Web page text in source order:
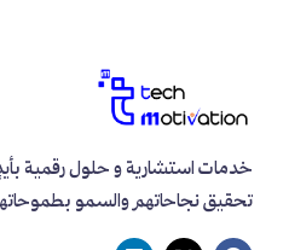
خدمات استشارية و حلول رقمية
تحقيق نجاحاتهم والسمو بطموحاتهم